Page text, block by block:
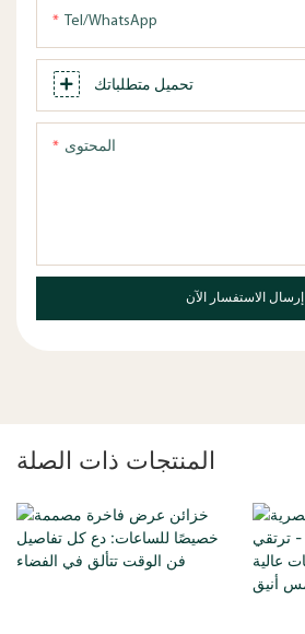
Tel/WhatsApp
تحميل متطلباتك
المحتوى
إرسال الاستفسار الآن
المنتجات ذات الصلة